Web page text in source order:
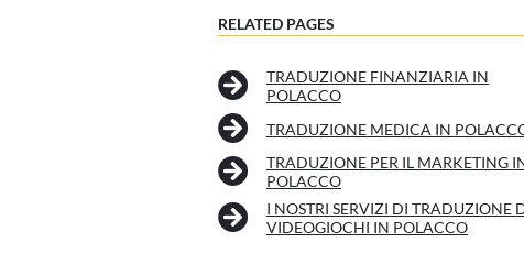
RELATED PAGES
TRADUZIONE FINANZIARIA IN
POLACCO
TRADUZIONE MEDICA IN
TRADUZIONE PER IL MARKETING
POLACCO
I NOSTRI SERVIZI DI TRADUZIONE
VIDEOGIOCHI IN POLACCO